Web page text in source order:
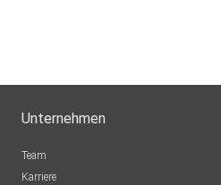
Unternehmen
Team
Karriere